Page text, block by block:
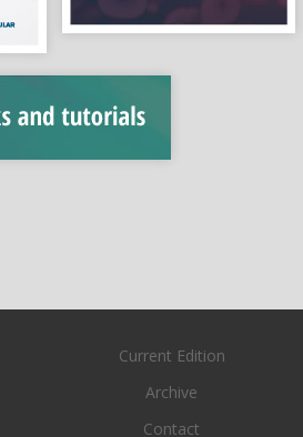
Current Edition
Archive
Contact